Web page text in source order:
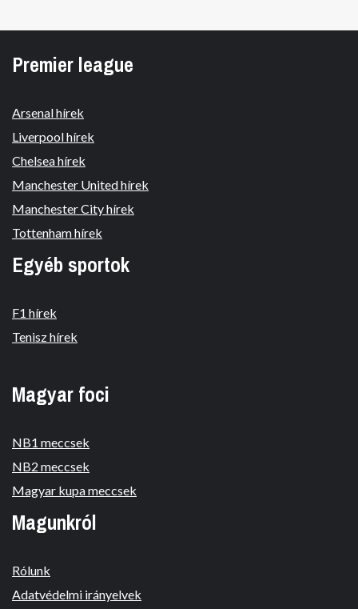
Premier league
Arsenal hírek
Liverpool hírek
Chelsea hírek
Manchester United hírek
Manchester City hírek
Tottenham hírek
Egyéb sportok
F1 hírek
Tenisz hírek
Magyar foci
NB1 meccsek
NB2 meccsek
Magyar kupa meccsek
Magunkról
Rólunk
Adatvédelmi irányelvek